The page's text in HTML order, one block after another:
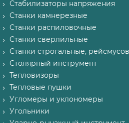
Стабилизаторы напряжения
Станки камнерезные
Станки распиловочные
Станки сверлильные
Станки строгальные,
Столярный инструмент
Тепловизоры
Тепловые пушки
Угломеры и уклономеры
Угольники